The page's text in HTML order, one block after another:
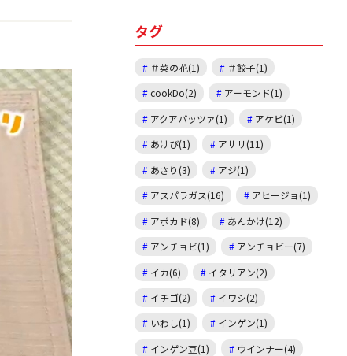
タグ
＃菜の花(1)
＃餃子(1)
cookDo(2)
アーモンド(1)
アクアパッツァ(1)
アケビ(1)
あけび(1)
アサリ(11)
あさり(3)
アジ(1)
アスパラガス(16)
アヒージョ(1)
アボカド(8)
あんかけ(12)
アンチョビ(1)
アンチョビー(7)
イカ(6)
イタリアン(2)
イチゴ(2)
イワシ(2)
いわし(1)
インゲン(1)
インゲン豆(1)
ウインナー(4)